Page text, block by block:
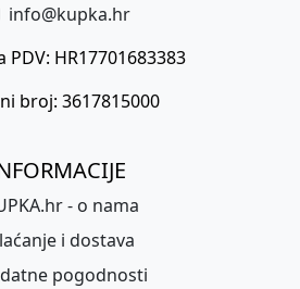
info@kupka.hr
PDV: HR17701683383
broj: 3617815000
- o nama
i dostava
pogodnosti